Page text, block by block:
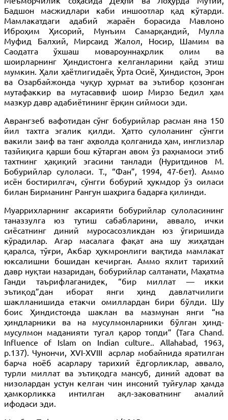
Бадшон масжидлари каби иншоотлар қад кўтарди.
Мамлакатдаги адабий жараён борасида Мавлоно
Иброҳим Ҳисорий, Мунъим Самарқандий, Мулла
Муфид Балхий, Мирсаид Жалол, Носир, Шамим ва
Саодатга ўхшаш мовароуннаҳрлик олим ва
шоирларнинг Ҳиндистонга келганларини қайд этиш
мумкин. Ҳали ҳаётлигидаёқ Ўрта Осиё, Ҳиндистон, Эрон
ва Озарбайжонда чуқур ҳурмат ва эътибор қозонган
мутафаккир ва мутасаввиф шоир Мирзо Бедил ҳам
мазкур давр адабиётининг ёрқин сиймоси эди.
Аврангзеб вафотидан сўнг бобурийлар расман яна 150
йил тахтга эгалик қилди. Ҳатто сулоланинг сўнгги
вакили заиф ва танг аҳволда қолганида ҳам, инглизлар
тазйиқига қарши бош кўтарган авом ўз раҳнамоси этиб
тахтнинг ҳақиқий эгасини танлади (Нуритдинов М.
Бобурийлар сулоласи. Т., “Фан”, 1994, 47-бет). Аммо
исён бостирилгач, сўнгги бобурий ҳукмдор ўз оиласи
билан Бирманинг Рангун шаҳрига бадарға қилинди.
Муаррихларнинг аксарияти бобурийлар сулоласининг
таназзулга юз тутиш сабабларини, аввало, ички
сиёсатнинг диний муросасозликдан юз ўгиришида
кўрадилар. Агар масалага фақат ана шу жиҳатдан
қаралса, тўғри, Акбар ҳукмронлиги вақтида мамлакат
юксалишни бошидан кечирган. Аммо яхлит тарихий
давр нуқтаи назаридан, бобурийлар салтанати, Маҳатма
Ганди таърифлаганидек, “бир миллат — икки
эътиқод”дан иборат янги ҳинд давлатчилиги
шаклланишида етакчи омиллардан бири бўлди. Шу
боис Ҳиндистонда шаклан ва мазмунан янги “на
ҳиндларники ва на мусулмонларники бўлган ҳинд-
мусулмон маданияти тугал қарор топди” (Тага Сhаnd.
Influence of Islam on Indian culture.. Аllahabad, 1963,
р.137). Чунончи, ХVI-ХVIII асрлар мобайнида яратилган
барча ноёб асарлару тарихий ёдгорликлар, аввало,
турли миллат ва эътиқодга мансуб, диний адоват ва
низолардан устун келган чин инсоний туйғулар ҳамда
ҳамкорликка интилган ақл-заковатнинг амалий
ифодаси эди.